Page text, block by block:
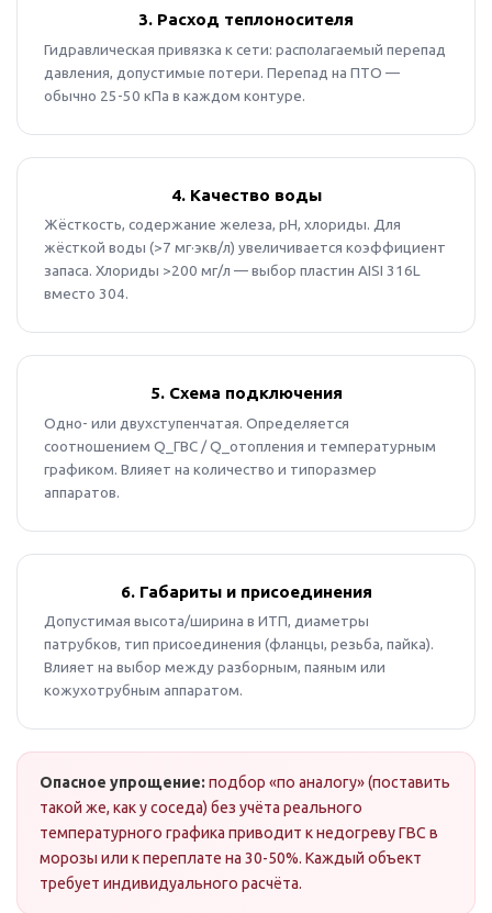
3. Расход теплоносителя
Гидравлическая привязка к сети: располагаемый перепад
давления, допустимые потери. Перепад на ПТО —
обычно 25-50 кПа в каждом контуре.
4. Качество воды
Жёсткость, содержание железа, pH, хлориды. Для
жёсткой воды (>7 мг·экв/л) увеличивается коэффициент
запаса. Хлориды >200 мг/л — выбор пластин AISI 316L
вместо 304.
5. Схема подключения
Одно- или двухступенчатая. Определяется
соотношением Q_ГВС / Q_отопления и температурным
графиком. Влияет на количество и типоразмер
аппаратов.
6. Габариты и присоединения
Допустимая высота/ширина в ИТП, диаметры
патрубков, тип присоединения (фланцы, резьба, пайка).
Влияет на выбор между разборным, паяным или
кожухотрубным аппаратом.
Опасное упрощение: подбор «по аналогу» (поставить
такой же, как у соседа) без учёта реального
температурного графика приводит к недогреву ГВС в
морозы или к переплате на 30-50%. Каждый объект
требует индивидуального расчёта.